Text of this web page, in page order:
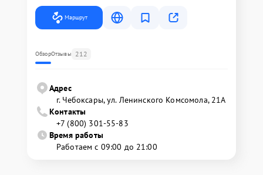
Маршрут
ОбзорОтзывы 212
Адрес
г. Чебоксары, ул. Ленинского Комсомола, 21А
Контакты
+7 (800) 301-55-83
Время работы
Работаем с 09:00 до 21:00